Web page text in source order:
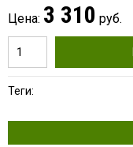
Цена: 3 310 руб.
Теги: